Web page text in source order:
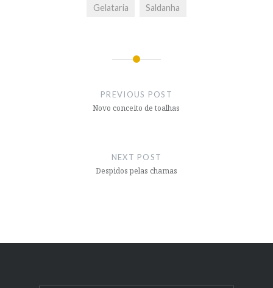
Gelataria Saldanha
PREVIOUS POST
Novo conceito de toalhas
NEXT POST
Despidos pelas chamas